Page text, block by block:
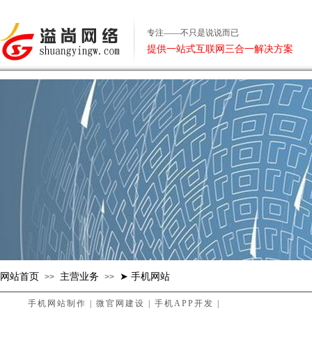
专注——不只是说说而已
提供一站式互联网三合一解决方案
网站首页 >> 主营业务 >> ➤ 手机网站
手机网站制作 微官网建设 手机APP开发